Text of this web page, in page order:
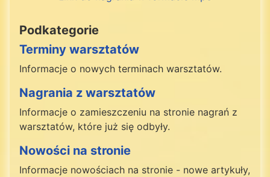
Podkategorie
Terminy warsztatów
Informacje o nowych terminach warsztatów.
Nagrania z warsztatów
Informacje o zamieszczeniu na stronie nagrań z
warsztatów, które już się odbyły.
Nowości na stronie
Informacje nowościach na stronie - nowe artykuły,